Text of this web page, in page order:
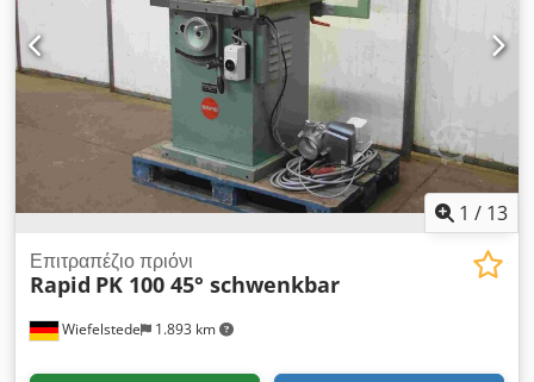
1 / 13
Wiefelstede 1.893 km
Επιτραπέζιο πριόνι
Rapid PK 100 45° schwenkbar